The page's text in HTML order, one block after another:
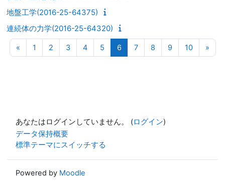
地盤工学(2016-25-64375)
連続体の力学(2016-25-64320)
«前のページ
1 ページ 1
2ページ 2
3ページ 3
4ページ 4
5ページ 5
6ページ 6
7ページ 7
8ページ 8
9ページ 9
10ページ 10
»次
あなたはログインしていません。 (ログイン)
データ保持概要
標準テーマにスイッチする
Powered by Moodle